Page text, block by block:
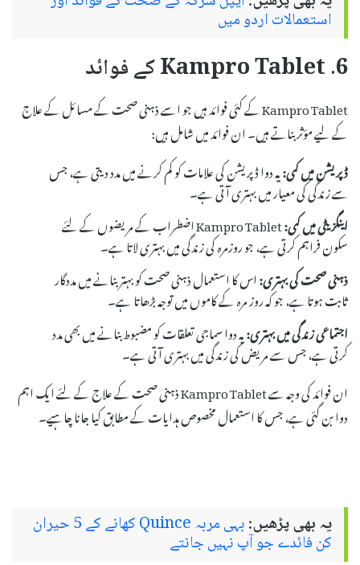
استعمالات اردو میں
6. Kampro Tablet کے فوائد
Kampro Tablet کے کئی فوائد ہیں جو اسے ذہنی صحت کے مسائل کے علاج
کے لیے مؤثر بناتے ہیں۔ ان فوائد میں شامل ہیں:
ڈپریشن میں کمی:یہ دوا ڈپریشن کی علامات کو کم کرنے میں مدد دیتی ہے، جس
سے زندگی کی معیار میں بہتری آتی ہے۔
اینگزیٹی میں کمی:
Kampro Tablet اضطراب کے مریضوں کے لئے
سکون فراہم کرتی ہے، جو روزمرہ کی زندگی میں بہتری لاتا ہے۔
ذہنی صحت کی بہتری:اس کا استعمال ذہنی صحت کو بہتر بنانے میں مددگار
ثابت ہوتا ہے، جو کہ روز مرہ کے کاموں میں توجہ بڑھاتا ہے۔
اجتماعی زندگی میں بہتری:یہ دوا سماجی تعلقات کو مضبوط بنانے میں بھی مدد
کرتی ہے، جس سے مریض کی زندگی میں بہتری آتی ہے۔
ان فوائد کی وجہ سے Kampro Tablet ذہنی صحت کے علاج کے لئے ایک اہم
دوا بن گئی ہے، جس کا استعمال مخصوص ہدایات کے مطابق کیا جانا چاہیے۔
یہ بھی پڑھیں: بہی مربہ Quince کھانے کے 5 حیران
کن فائدے جو آپ نہیں جانتے